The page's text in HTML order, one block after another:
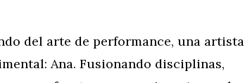
del arte de performance, una artista
Ana. Fusionando disciplinas,